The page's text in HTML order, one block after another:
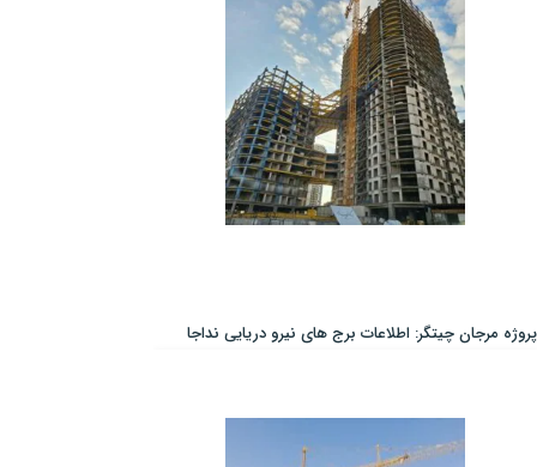
پروژه مرجان چیتگر: اطلاعات برج های نیرو دریایی نداجا